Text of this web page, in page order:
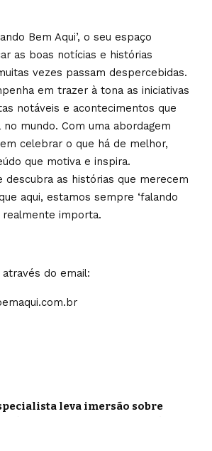
Bem Aqui’, o seu espaço
as boas notícias e histórias
vezes passam despercebidas.
em trazer à tona as iniciativas
notáveis e acontecimentos que
mundo. Com uma abordagem
celebrar o que há de melhor,
que motiva e inspira.
descubra as histórias que merecem
aqui, estamos sempre ‘falando
realmente importa.
do email:
leva imersão sobre